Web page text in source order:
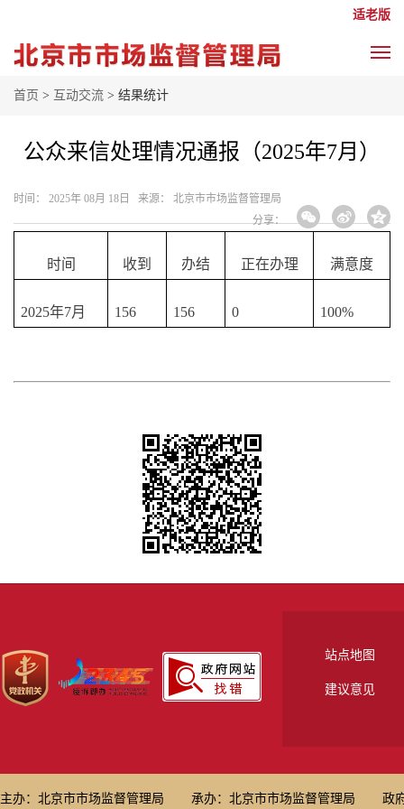
适老版
首页 > 互动交流 > 结果统计
公众来信处理情况通报（2025年7月）
时间： 2025年 08月 18日 来源： 北京市市场监督管理局
分享：
时间 收到 办结 正在办理 满意度
2025年7月 156 156 0 100%
站点地图
建议意见
主办：北京市市场监督管理局 承办：北京市市场监督管理局 政